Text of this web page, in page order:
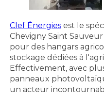
Clef Énergies est le
Chevigny Saint
pour des hangars
stockage dédiées à
Effectivement, avec
panneaux
un acteur